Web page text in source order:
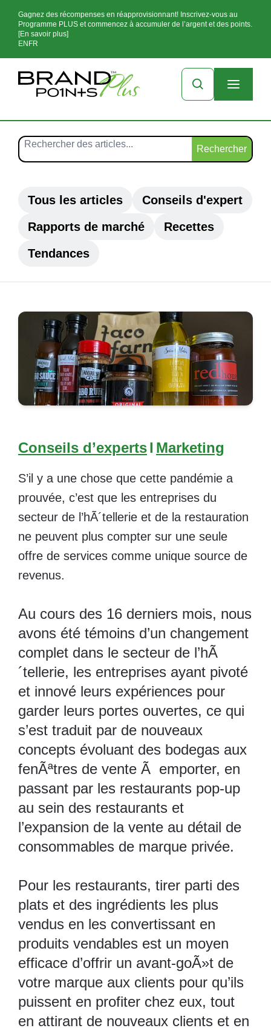
Gagnez des récompenses en réapprovisionnant! Inscrivez-vous au
Programme PLUS et commencez à accumuler de l’argent et des points.
[En savoir plus]
EN FR
Rechercher
Tous les articles
Conseils d'expert
Rapports de marché
Recettes
Tendances
Conseils d’expertsI Marketing
S’il y a une chose que cette pandémie a
prouvée, c’est que les entreprises du
secteur de l’hÃ´tellerie et de la restauration
ne peuvent plus compter sur une seule
offre de services comme unique source de
revenus.
Au cours des 16 derniers mois, nous
avons été témoins d’un changement
complet dans le secteur de l’hÃ
´tellerie, les entreprises ayant pivoté
et innové leurs expériences pour
garder leurs portes ouvertes, ce qui
s’est traduit par de nouveaux
concepts évoluant des bodegas aux
fenÃªtres de vente Ã emporter, en
passant par les restaurants pop-up
au sein des restaurants et
l’expansion de la vente au détail de
consommables de marque privée.
Pour les restaurants, tirer parti des
plats et des ingrédients les plus
vendus en les convertissant en
produits vendables est un moyen
efficace d’offrir un avant-goÃ»t de
votre marque aux clients pour qu’ils
puissent en profiter chez eux, tout
en attirant de nouveaux clients et en